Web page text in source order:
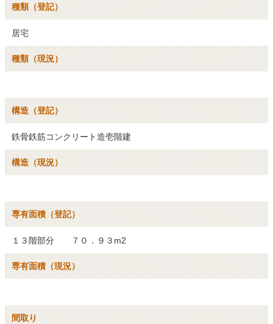
種類（登記）
居宅
種類（現況）
構造（登記）
鉄骨鉄筋コンクリート造壱階建
構造（現況）
専有面積（登記）
１３階部分 ７０．９３m2
専有面積（現況）
間取り